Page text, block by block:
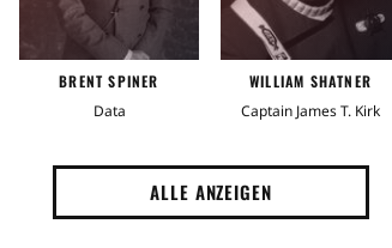
BRENT SPINER
Data
WILLIAM SHATNER
Captain James T. Kirk
ALLE ANZEIGEN